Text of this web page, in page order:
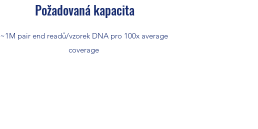
Požadovaná kapacita
~1M pair end readů/vzorek DNA pro 100x average
coverage